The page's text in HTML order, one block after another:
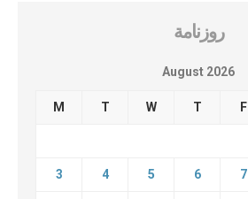
روزنامة
August 2026
M T W T F
3 4 5 6 7